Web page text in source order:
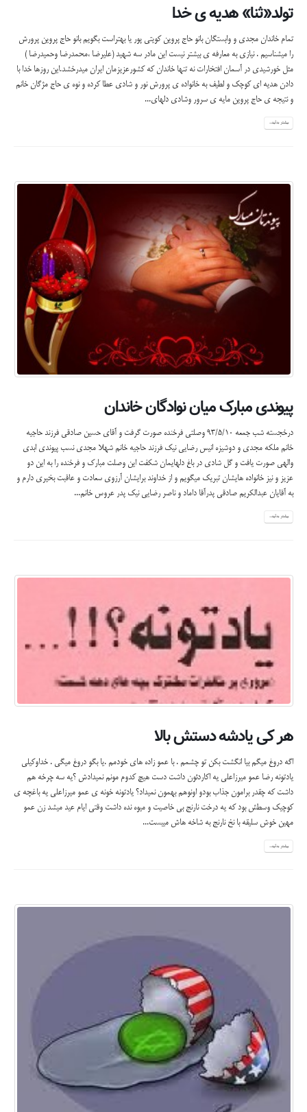
تولد«ثنا» هدیه ی خدا
تمام خاندان مجدی و وابستگان بانو حاج پروین کویتی پور یا بهتراست بگویم بانو حاج پروین پرورش
را میشناسیم . نیازی به معارفه ی بیشتر نیست این مادر سه شهید (علیرضا ،محمدرضا وحمیدرضا )
مثل خورشیدی در آسمان افتخارات نه تنها خاندان که کشورعزیزمان ایران میدرخشد.این روزها خدا با
دادن هدیه ای کوچک و لطیف به خانواده ی پرورش نور و شادی عطا کرده و نوه ی حاج مژگان خانم
و نتیجه ی حاج پروین مایه ی سرور وشادی دلهای...
بیشتر بدانید...
پیوندی مبارک میان نوادگان خاندان
درخجسته شب جمعه 93/5/10 وصلتی فرخنده صورت گرفت و آقای حسین صادقی فرزند حاجیه
خانم ملکه مجدی و دوشیزه انیس رضایی نیک فرزند حاجیه خانم شهلا مجدی نسب پیوندی ابدی
والهی صورت یافت و گل شادی در باغ دلهایمان شکفت این وصلت مبارک و فرخنده را به این دو
عزیز و نیز خانواده هایشان تبریک میگویم و از خداوند برایشان آرزوی سعادت و عاقبت بخیری دارم و
به آقایان عبدالکریم صادقی پدرآقا داماد و ناصر رضایی نیک پدر عروس خانم...
بیشتر بدانید...
هر کی یادشه دستش بالا
اگه دروغ میگم بیا انگشت بکن تو چشمم . با عمو زاده های خودمم .یا بگو دروغ میگی . خداوکیلی
یادتونه رضا عمو میرزاعلی یه اکاردئون داشت دست هیچ کدوم مونم نمیدادش ؟یه سه چرخه هم
داشت که چقدر برامون جذاب بودو اونوهم بهمون نمیداد؟ یادتونه خونه ی عمو میرزاعلی یه باغچه ی
کوچیک وسطش بود که یه درخت نارنج بی خاصیت و میوه نده داشت وقتی ایام عید میشد زن عمو
مهین خوش سلیقه با نخ نارنج به شاخه هاش میبست...
بیشتر بدانید...